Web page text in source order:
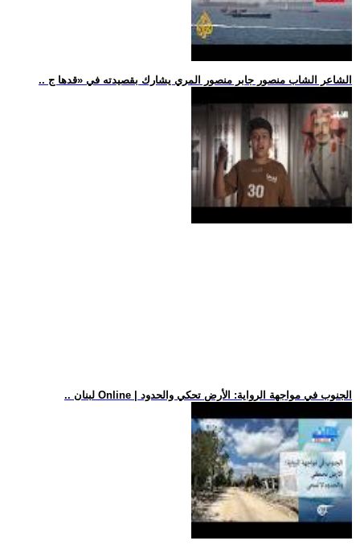
.. الشاعر الشاب منصور جابر منصور المري يشارك بقصيدته في «قدها ج
.. لبنان Online | الجنوب في مواجهة الرواية: الأرض تحكي والحدود